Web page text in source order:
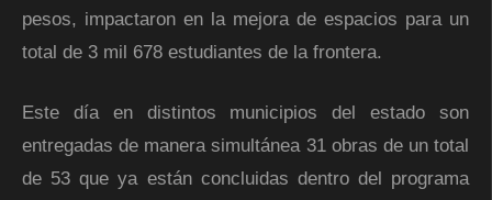
pesos, impactaron en la mejora de espacios para un
total de 3 mil 678 estudiantes de la frontera.
Este día en distintos municipios del estado son
entregadas de manera simultánea 31 obras de un total
de 53 que ya están concluidas dentro del programa